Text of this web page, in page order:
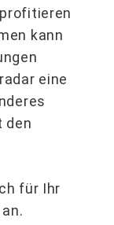
kann
eine
den
für Ihr